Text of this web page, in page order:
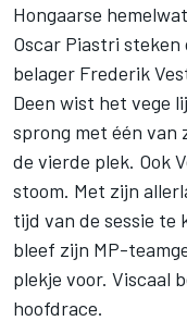
Hongaarse
Oscar Piastri
belager Frederik
Deen wist het vege
sprong met één van
de vierde plek. Ook
stoom. Met zijn
tijd van de sessie te
bleef zijn MP-
plekje voor. Viscaal
hoofdrace.